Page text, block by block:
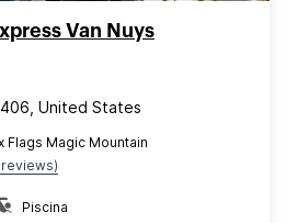
Van Nuys
United States
Flags Magic Mountain
reviews)
Piscina